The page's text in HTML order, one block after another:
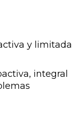
y limitada
integral